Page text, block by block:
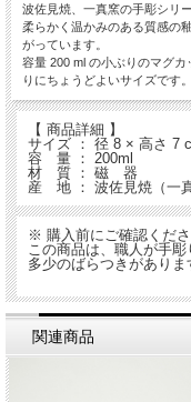
波佐見焼、一真窯の手彫シリ
柔らかく温かみのある質感の
がっています。
容量 200 ml の小ぶりのマグ
りにちょうどよいサイズです。
【 商品詳細 】
サイズ ： 径 8 × 高さ 7
容 量 ： 200ml
材 質 ： 磁 器
産 地 ： 波佐見焼（一真
※ 購入前にご確認くださ
この商品は、職人が手
多少のばらつきがありま
関連商品